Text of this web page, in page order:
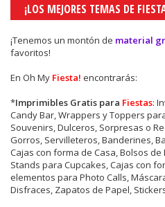
¡LOS MEJORES TEMAS DE
¡Tenemos un montón de material
favoritos!
En Oh My Fiesta! encontrarás:
*Imprimibles Gratis para Fiestas:
Candy Bar, Wrappers y Toppers
Souvenirs, Dulceros, Sorpresas o
Gorros, Servilleteros, Banderines,
Cajas con forma de Casa, Bolsos de
Stands para Cupcakes, Cajas con
elementos para Photo Calls,
Disfraces, Zapatos de Papel,